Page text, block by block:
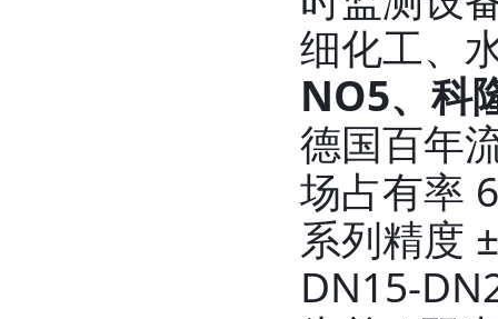
细化工、
NO5、科
德国百年
场占有率
系列精度
DN15-